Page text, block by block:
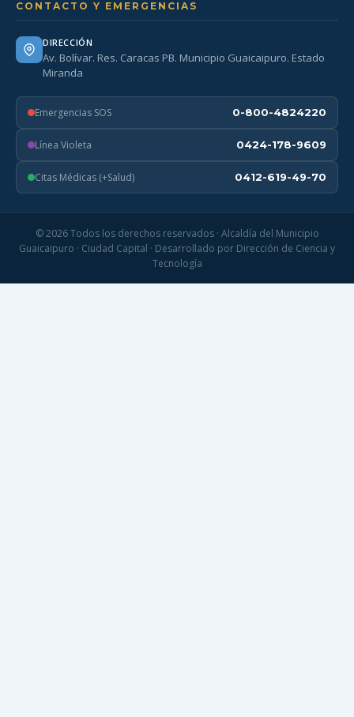
CONTACTO Y EMERGENCIAS
DIRECCIÓN
Av. Bolívar. Res. Caracas PB. Municipio Guaicaipuro. Estado
Miranda
Emergencias SOS 0-800-4824220
Línea Violeta 0424-178-9609
Citas Médicas (+Salud) 0412-619-49-70
© 2026 Todos los derechos reservados · Alcaldía del Municipio
Guaicaipuro · Ciudad Capital · Desarrollado por Dirección de Ciencia y
Tecnología